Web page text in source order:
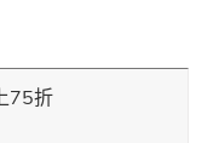
75折